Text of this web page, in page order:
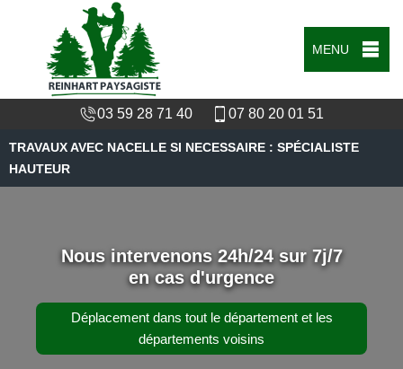
MENU
03 59 28 71 40 07 80 20 01 51
TRAVAUX AVEC NACELLE SI NECESSAIRE : SPÉCIALISTE
HAUTEUR
Nous intervenons 24h/24 sur 7j/7
en cas d'urgence
Déplacement dans tout le département et les
départements voisins